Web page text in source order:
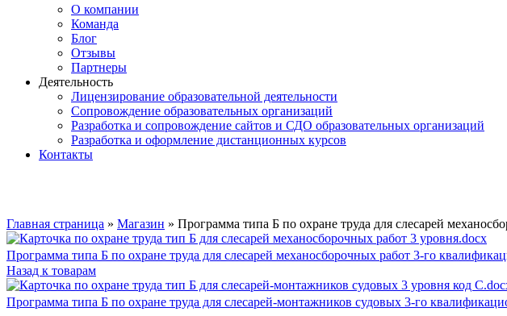
О компании
Команда
Блог
Отзывы
Партнеры
Деятельность
Лицензирование образовательной деятельности
Сопровождение образовательных организаций
Разработка и сопровождение сайтов и СДО образовательных организаций
Разработка и оформление дистанционных курсов
Контакты
Главная страница » Магазин » Программа типа Б по охране труда для слесарей
Программа типа Б по охране труда для слесарей механосборочных работ 3-го
Назад к товарам
Программа типа Б по охране труда для слесарей-монтажников судовых 3-го